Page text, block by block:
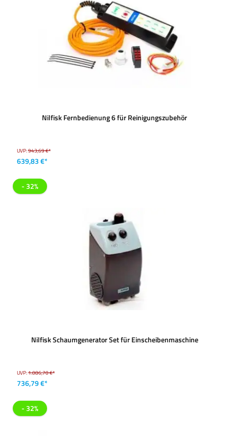
Nilfisk Fernbedienung 6 für Reinigungszubehör
UVP:943,69 €*
639,83 €*
- 32%
Nilfisk Schaumgenerator Set für Einscheibenmaschine
UVP:1.086,70 €*
736,79 €*
- 32%